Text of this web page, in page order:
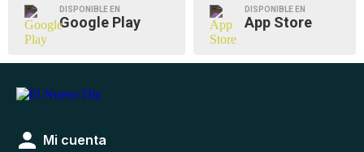
DISPONIBLE EN
Google Play
DISPONIBLE EN
App Store
Mi cuenta